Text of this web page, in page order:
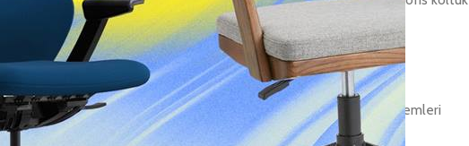
veriyoruz.
kaplama hizmetleri
oturma grubu ürünlerinizin tamiri, döşemesi ve kaplama işlemleri
tarihte ücretsiz nakliye ile teslim etmekteyiz.